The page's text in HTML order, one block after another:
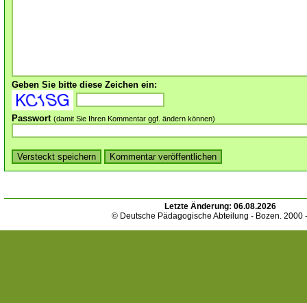
Geben Sie bitte diese Zeichen ein:
Passwort (damit Sie Ihren Kommentar ggf. ändern können)
Letzte Änderung: 06.08.2026
© Deutsche Pädagogische Abteilung - Bozen. 2000